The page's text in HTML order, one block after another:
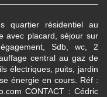
quartier résidentiel au
avec placard, séjour sur
Sdb, wc, 2
central au gaz de
électriques, puits, jardin
énergie en cours. Réf :
CONTACT : Cédric